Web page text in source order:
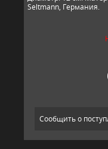
Seltmann, Гер​​мания.
Сообщить о